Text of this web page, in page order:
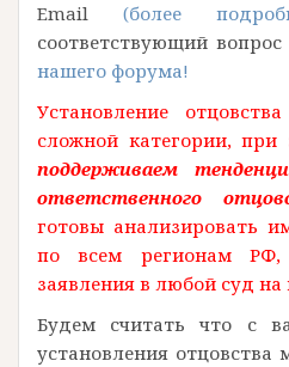
Email (более
соответствующий
нашего форума!
Установление
сложной категории,
поддерживаем
ответственного
готовы анализировать
по всем регионам РФ,
заявления в любой суд
Будем считать что с
установления